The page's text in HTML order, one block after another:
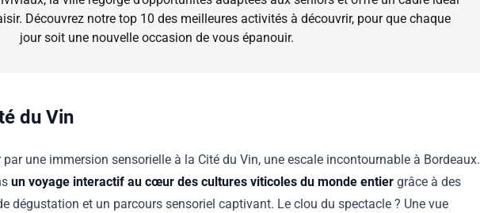
Découvrez notre top 10 des meilleures activités à découvrir, pour que chaque
jour soit une nouvelle occasion de vous épanouir.
du Vin
une immersion sensorielle à la Cité du Vin, une escale incontournable à Bordeaux.
un voyage interactif au cœur des cultures viticoles du monde entier grâce à des
dégustation et un parcours sensoriel captivant. Le clou du spectacle ? Une vue